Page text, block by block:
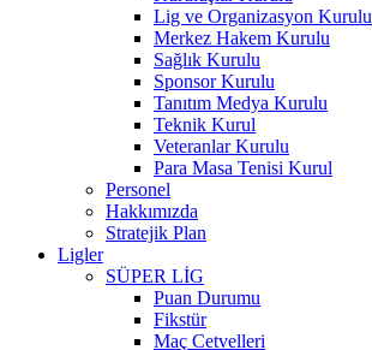
Lig ve Organizasyon Kurulu
Merkez Hakem Kurulu
Sağlık Kurulu
Sponsor Kurulu
Tanıtım Medya Kurulu
Teknik Kurul
Veteranlar Kurulu
Para Masa Tenisi Kurul
Personel
Hakkımızda
Stratejik Plan
Ligler
SÜPER LİG
Puan Durumu
Fikstür
Maç Cetvelleri